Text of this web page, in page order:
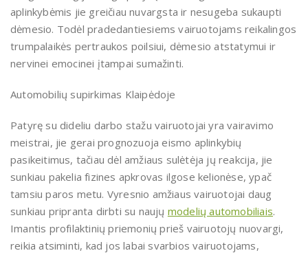
aplinkybėmis jie greičiau nuvargsta ir nesugeba sukaupti
dėmesio. Todėl pradedantiesiems vairuotojams reikalingos
trumpalaikės pertraukos poilsiui, dėmesio atstatymui ir
nervinei emocinei įtampai sumažinti.
Automobilių supirkimas Klaipėdoje
Patyrę su dideliu darbo stažu vairuotojai yra vairavimo
meistrai, jie gerai prognozuoja eismo aplinkybių
pasikeitimus, tačiau dėl amžiaus sulėtėja jų reakcija, jie
sunkiau pakelia fizines apkrovas ilgose kelionėse, ypač
tamsiu paros metu. Vyresnio amžiaus vairuotojai daug
sunkiau pripranta dirbti su naujų modelių automobiliais.
Imantis profilaktinių priemonių prieš vairuotojų nuovargi,
reikia atsiminti, kad jos labai svarbios vairuotojams,